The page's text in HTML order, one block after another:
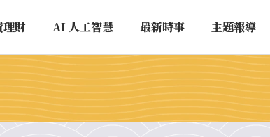
理財 AI 人工智慧 最新時事 主題報導